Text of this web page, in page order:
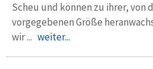
Scheu und können zu ihrer, von
vorgegebenen Größe
wir ... weiter...